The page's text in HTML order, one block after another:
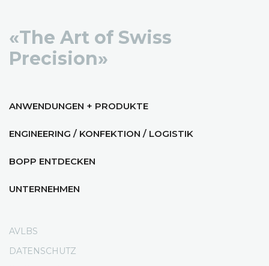
«The Art of Swiss
Precision»
ANWENDUNGEN + PRODUKTE
ENGINEERING / KONFEKTION / LOGISTIK
BOPP ENTDECKEN
UNTERNEHMEN
AVLBS
DATENSCHUTZ